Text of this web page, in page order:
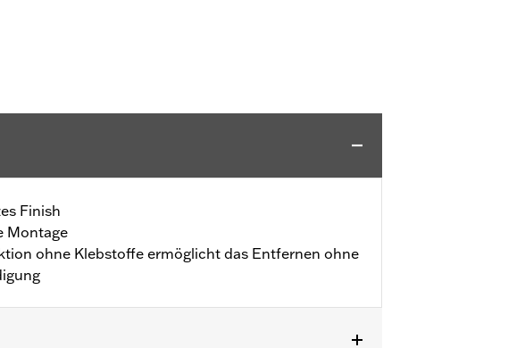
Finish
Montage
ohne Klebstoffe ermöglicht das Entfernen ohne